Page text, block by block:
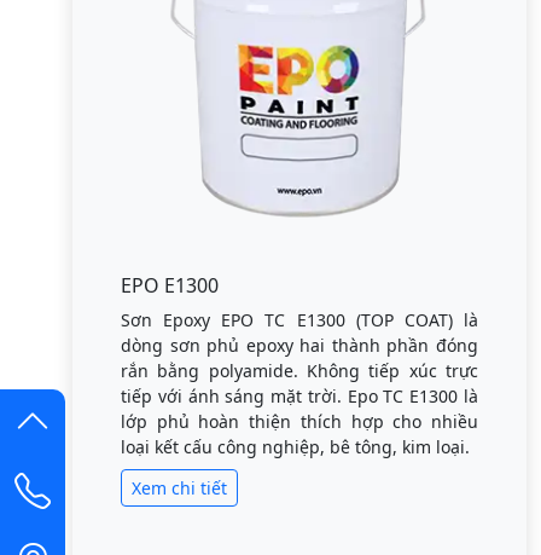
EPO E1300
Sơn Epoxy EPO TC E1300 (TOP COAT) là
dòng sơn phủ epoxy hai thành phần đóng
rắn bằng polyamide. Không tiếp xúc trực
tiếp với ánh sáng mặt trời. Epo TC E1300 là
lớp phủ hoàn thiện thích hợp cho nhiều
loại kết cấu công nghiệp, bê tông, kim loại.
Xem chi tiết